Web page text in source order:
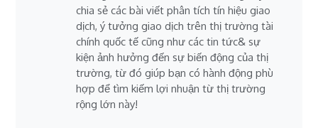
chia sẻ các bài viết phân tích tín hiệu giao
dịch, ý tưởng giao dịch trên thị trường tài
chính quốc tế cũng như các tin tức& sự
kiện ảnh hưởng đến sự biến động của thị
trường, từ đó giúp bạn có hành động phù
hợp để tìm kiếm lợi nhuận từ thị trường
rộng lớn này!